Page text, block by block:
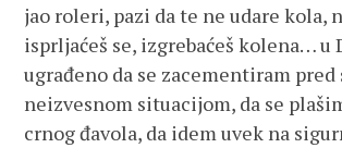
jao roleri, pazi da te ne udare kola,
isprljaćeš se, izgrebaćeš kolena… u
ugrađeno da se zacementiram pred
neizvesnom situacijom, da se
crnog đavola, da idem uvek na